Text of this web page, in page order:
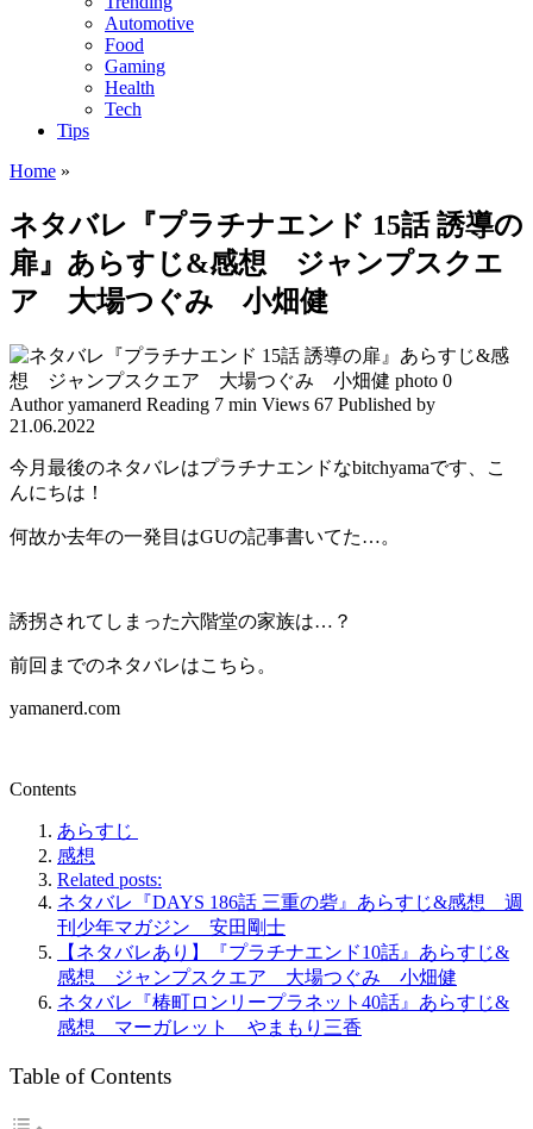
Automotive
Food
Gaming
Health
Tech
Tips
Home »
ネタバレ『プラチナエンド 15話 誘導の
扉』あらすじ&感想 ジャンプスクエ
ア 大場つぐみ 小畑健
Author yamanerd Reading 7 min Views 67 Published by
21.06.2022
今月最後のネタバレはプラチナエンドなbitchyamaです、こ
んにちは！
何故か去年の一発目はGUの記事書いてた…。
誘拐されてしまった六階堂の家族は…？
前回までのネタバレはこちら。
yamanerd.com
Contents
あらすじ
感想
Related posts:
ネタバレ『DAYS 186話 三重の砦』あらすじ&感想 週
刊少年マガジン 安田剛士
【ネタバレあり】『プラチナエンド10話』あらすじ&
感想 ジャンプスクエア 大場つぐみ 小畑健
ネタバレ『椿町ロンリープラネット40話』あらすじ&
感想 マーガレット やまもり三香
Table of Contents